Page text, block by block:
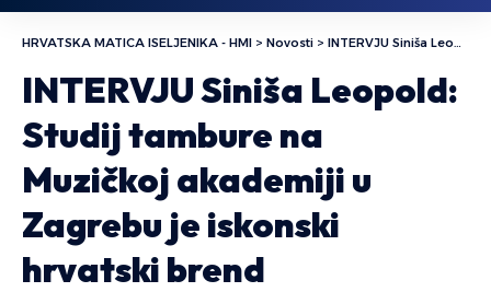
HRVATSKA MATICA ISELJENIKA - HMI > Novosti > INTERVJU Siniša Leopold: Studij tambure na Muzičkoj akademiji u Zagrebu je iskonski hrvatski brend
INTERVJU Siniša Leopold:
Studij tambure na
Muzičkoj akademiji u
Zagrebu je iskonski
hrvatski brend